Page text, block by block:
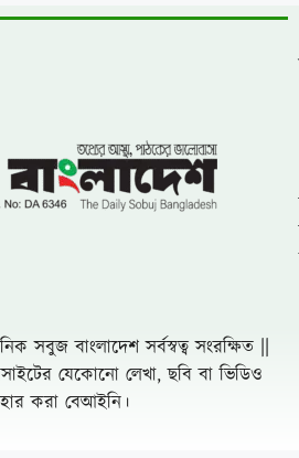
১৬তম মৃত্যুবার্ষিকী
জমি দখল, চাঁদাবাজি ও
হুমকির অভিযোগে সংবাদ সম্মেলন: ৫
দুই বছর: অর্জনের স্বীকৃতি,
প্রশ্ন
পৈত্রিক জমি আওয়ামীলীগ